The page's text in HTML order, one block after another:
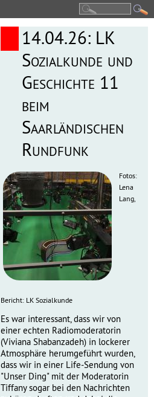
14.04.26: LK
Sozialkunde und
Geschichte 11
beim
Saarländischen
Rundfunk
Fotos:
Lena
Lang,
Bericht: LK Sozialkunde
Es war interessant, dass wir von
einer echten Radiomoderatorin
(Viviana Shabanzadeh) in lockerer
Atmosphäre herumgeführt wurden,
dass wir in einer Life-Sendung von
"Unser Ding" mit der Moderatorin
Tiffany sogar bei den Nachrichten